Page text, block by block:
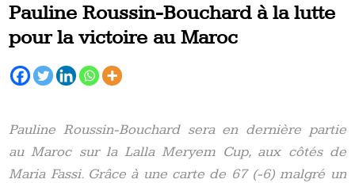
Pauline Roussin-Bouchard à la lutte
pour la victoire au Maroc
Pauline Roussin-Bouchard sera en dernière partie
au Maroc sur la Lalla Meryem Cup, aux côtés de
Maria Fassi. Grâce à une carte de 67 (-6) malgré un